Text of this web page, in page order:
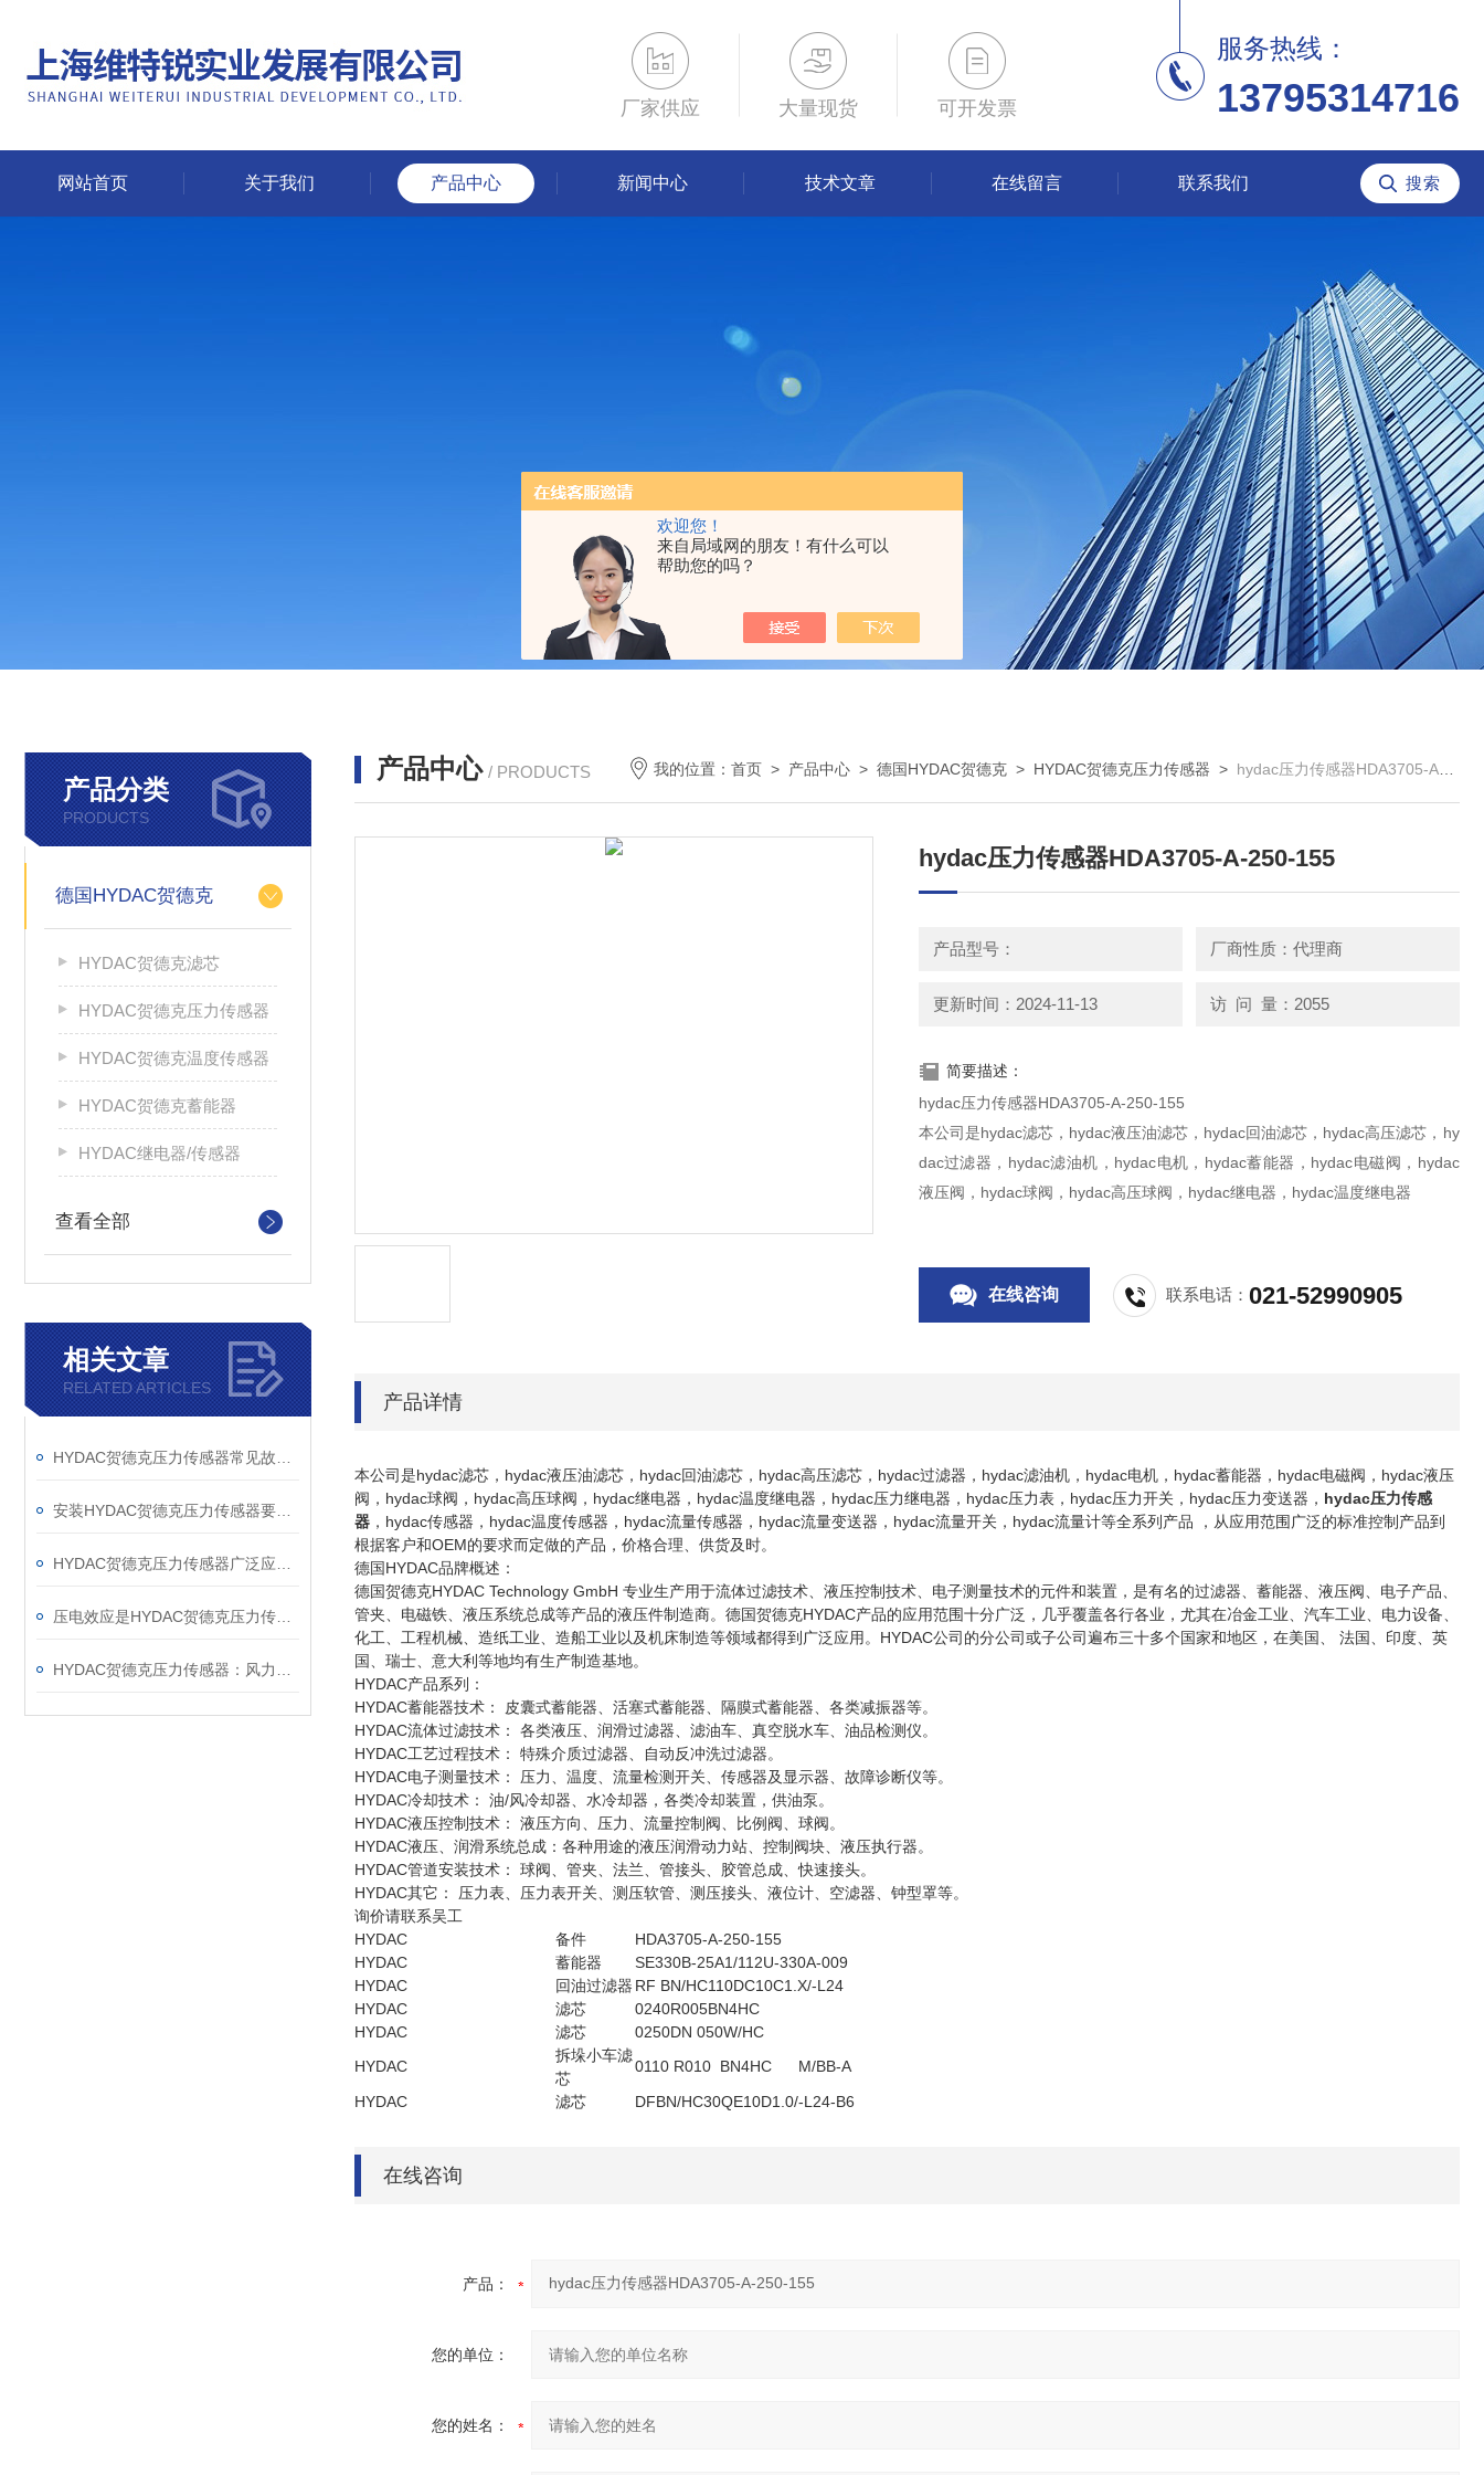
欢迎您！
来自局域网的朋友！有什么可以
帮助您的吗？
厂家供应 大量现货 可开发票
服务热线：
13795314716
网站首页 关于我们 产品中心 新闻中心 技术文章 在线留言 联系我们
产品分类
PRODUCTS
德国HYDAC贺德克
HYDAC贺德克滤芯
HYDAC贺德克压力传感器
HYDAC贺德克温度传感器
HYDAC贺德克蓄能器
HYDAC继电器/传感器
查看全部
相关文章
RELATED ARTICLES
产品中心 / PRODUCTS 我的位置：首页 > 产品中心 >德国HYDAC贺德克 > HYDAC贺德克压力传感器 > hydac压力传感器HDA3705-A-250-155
hydac压力传感器HDA3705-A-250-155
产品型号： 厂商性质：代理商
更新时间：2024-11-13 访 问 量：2055
简要描述：
hydac压力传感器HDA3705-A-250-155
本公司是hydac滤芯，hydac液压油滤芯，hydac回油滤芯，hydac高压滤芯，hy
dac过滤器，hydac滤油机，hydac电机，hydac蓄能器，hydac电磁阀，hydac
液压阀，hydac球阀，hydac高压球阀，hydac继电器，hydac温度继电器
在线咨询 联系电话：021-52990905
产品详情
本公司是hydac滤芯，hydac液压油滤芯，hydac回油滤芯，hydac高压滤芯，hydac过滤器，hydac滤油机，hydac电机，hydac蓄能器，hydac电磁阀，hydac液压
阀，hydac球阀，hydac高压球阀，hydac继电器，hydac温度继电器，hydac压力继电器，hydac压力表，hydac压力开关，hydac压力变送器， hydac压力传感
器 ，hydac传感器，hydac温度传感器，hydac流量传感器，hydac流量变送器，hydac流量开关，hydac流量计等全系列产品 ，从应用范围广泛的标准控制产品到
根据客户和OEM的要求而定做的产品，价格合理、供货及时。
德国HYDAC品牌概述：
德国贺德克HYDAC Technology GmbH 专业生产用于流体过滤技术、液压控制技术、电子测量技术的元件和装置，是有名的过滤器、蓄能器、液压阀、电子产品、
管夹、电磁铁、液压系统总成等产品的液压件制造商。德国贺德克HYDAC产品的应用范围十分广泛，几乎覆盖各行各业，尤其在冶金工业、汽车工业、电力设备、
化工、工程机械、造纸工业、造船工业以及机床制造等领域都得到广泛应用。HYDAC公司的分公司或子公司遍布三十多个国家和地区，在美国、 法国、印度、英
国、瑞士、意大利等地均有生产制造基地。
HYDAC产品系列：
HYDAC蓄能器技术： 皮囊式蓄能器、活塞式蓄能器、隔膜式蓄能器、各类减振器等。
HYDAC流体过滤技术： 各类液压、润滑过滤器、滤油车、真空脱水车、油品检测仪。
HYDAC工艺过程技术： 特殊介质过滤器、自动反冲洗过滤器。
HYDAC电子测量技术： 压力、温度、流量检测开关、传感器及显示器、故障诊断仪等。
HYDAC冷却技术： 油/风冷却器、水冷却器，各类冷却装置，供油泵。
HYDAC液压控制技术： 液压方向、压力、流量控制阀、比例阀、球阀。
HYDAC液压、润滑系统总成：各种用途的液压润滑动力站、控制阀块、液压执行器。
HYDAC管道安装技术： 球阀、管夹、法兰、管接头、胶管总成、快速接头。
HYDAC其它： 压力表、压力表开关、测压软管、测压接头、液位计、空滤器、钟型罩等。
询价请联系吴工
HYDAC
备件
HDA3705-A-250-155
HYDAC
蓄能器
SE330B-25A1/112U-330A-009
HYDAC
回油过滤器 RF BN/HC110DC10C1.X/-L24
HYDAC
滤芯
0240R005BN4HC
HYDAC
滤芯
0250DN 050W/HC
HYDAC
拆垛小车滤
芯
0110 R010 BN4HC M/BB-A
HYDAC
滤芯 DFBN/HC30QE10D1.0/-L24-B6
在线咨询
产品：
您的单位：
您的姓名：